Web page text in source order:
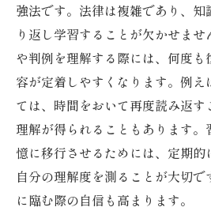
強法です。法律は複雑であり、
り返し学習することが欠かせま
や判例を理解する際には、何度
容が定着しやすくなります。例え
ては、時間をおいて再度読み返す
理解が得られることもあります
憶に移行させるためには、定期的
自分の理解度を測ることが大切
に臨む際の自信も高まります。